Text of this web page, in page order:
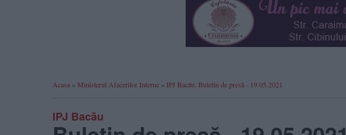
Acasa » Ministerul Afacerilor Interne » IPJ Bacău: Buletin de presă - 19.05.2021
IPJ Bacău